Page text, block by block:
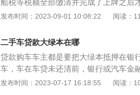
船税等税额全部缴清并完成了上牌之后
在办理车牌的时候基本会给绿本，假如
办理，机动车登记资格证书，也就是人
律法规证实，无论是在以后的落档申请
时都必须买车人出示。
发布时间：2023-09-01 10:08:22 阅读：
二手车贷款大绿本在哪
贷款购车车主都是要把大绿本抵押在银
车，车在车贷未还清前，银行或汽车金
所以要押这大绿本。二手车过户之后，
发布时间：2023-07-17 16:18:55 阅读：